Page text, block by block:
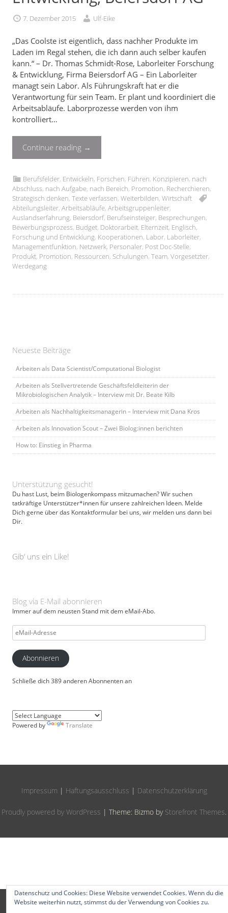
7. Dezember 2015 Ulf-Eike
„Das Coolste ist eigentlich, dass nachher Produkte im
Laden im Regal stehen, die ich dann auch selber kaufen
kann.“ – Dr. Thomas Schmidt-Rose, Laborleiter Forschung
& Entwicklung, Firma Beiersdorf AG – Ein Laborleiter
managt sein Labor. Als Führungskraft hat er die
Verantwortung für sein Team. Er plant und koordiniert die
Arbeitsabläufe. Laborprozesse werden von ihm
kontrolliert…
Continue reading →
Berufsfelder, Entwickeln, Forschen, Führen, Konzipieren, nach
Abschluss, nach Aufgabe, nach Bereich, Promotion, Recherchieren,
Strategisch denken,Texte verfassen,Weiterbilden,Wirtschaft
Abteilungsleiter,Arbeitsabläufe,Arbeitsgruppenleiter,
Auslandserfahrung, Beiersdorf, Berufseinsteiger, Besprechungen,
Bewerbungsprozess, Budget, Doktorarbeit, Elternzeit, Englisch,
Forschung und Entwicklung, Kooperationen, Labor, Laborleiter,
Managementfunktion, Netzwerk, Personaler, Post Doc-Stelle,
Produkt, Promotion, Ressourcen, Schulungen,Team,Vorgesetzter,
Werdegang
Neueste Beiträge
Arbeiten als Data Scientist/Computational Biologist
Arbeiten als Stellvertretende Geschäftsfeldleiterin der
Mikrobiologischen Analytik – Interview mit Dr. Beate Kilb
Arbeiten als Nachhaltigkeitsmanagerin – Interview mit Dana Kros
Arbeiten als Innovation Scout – Zwei Biolog:innen berichten
How to: Einstieg in Pharma
Unterstützung gesucht!
Du hast Lust, beim Biologenkompass mitzumachen? Wir suchen
tatkräftige Unterstützer*innen für unsere zahlreichen Ideen. Melde
Dich gerne über das Kontaktformular bei uns, wir melden uns dann bei
Dir.
Gib‘ uns ein Like!
Blog via E-Mail abonnieren
Immer auf dem neusten Stand mit dem eMail-Abo.
eMail-
Adresse
Abonnieren
Schließe dich 389 anderen Abonnenten an
Powered by Translate
Impressum | Haftungsausschluss | Datenschutzerklärung
Proudly powered by WordPress | Theme: Bizmo by Storefront Themes.
Datenschutz und Cookies: Diese Website verwendet Cookies. Wenn du die
Website weiterhin nutzt, stimmst du der Verwendung von Cookies zu.